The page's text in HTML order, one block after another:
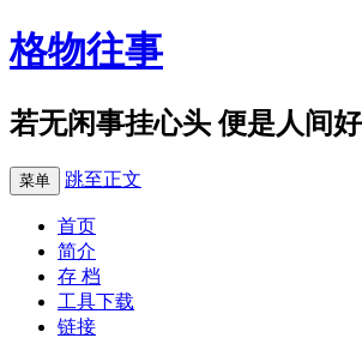
格物往事
若无闲事挂心头 便是人间
菜单 跳至正文
首页
简介
存 档
工具下载
链接